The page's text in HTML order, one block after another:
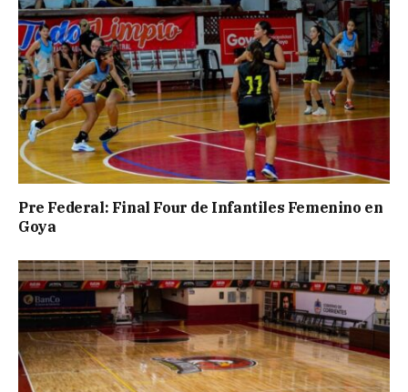
Pre Federal: Final Four de Infantiles Femenino en
Goya